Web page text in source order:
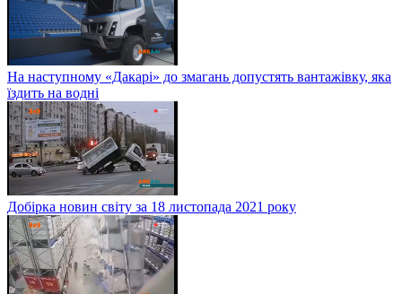
На наступному «Дакарі» до змагань допустять вантажівку, яка
їздить на водні
Добірка новин світу за 18 листопада 2021 року